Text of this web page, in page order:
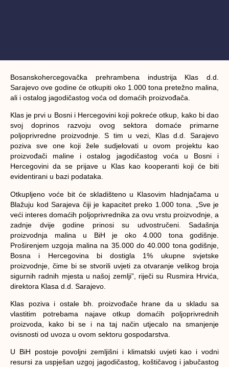
Bosanskohercegovačka prehrambena industrija Klas d.d.
Sarajevo ove godine će otkupiti oko 1.000 tona pretežno malina,
ali i ostalog jagodičastog voća od domaćih proizvođača.
Klas je prvi u Bosni i Hercegovini koji pokreće otkup, kako bi dao
svoj doprinos razvoju ovog sektora domaće primarne
poljoprivredne proizvodnje. S tim u vezi, Klas d.d. Sarajevo
poziva sve one koji žele sudjelovati u ovom projektu kao
proizvođači maline i ostalog jagodičastog voća u Bosni i
Hercegovini da se prijave u Klas kao kooperanti koji će biti
evidentirani u bazi podataka.
Otkupljeno voće bit će skladišteno u Klasovim hladnjačama u
Blažuju kod Sarajeva čiji je kapacitet preko 1.000 tona. „Sve je
veći interes domaćih poljoprivrednika za ovu vrstu proizvodnje, a
zadnje dvije godine prinosi su udvostručeni. Sadašnja
proizvodnja malina u BiH je oko 4.000 tona godišnje.
Proširenjem uzgoja malina na 35.000 do 40.000 tona godišnje,
Bosna i Hercegovina bi dostigla 1% ukupne svjetske
proizvodnje, čime bi se stvorili uvjeti za otvaranje velikog broja
sigurnih radnih mjesta u našoj zemlji”, riječi su Rusmira Hrvića,
direktora Klasa d.d. Sarajevo.
Klas poziva i ostale bh. proizvođače hrane da u skladu sa
vlastitim potrebama najave otkup domaćih poljoprivrednih
proizvoda, kako bi se i na taj način utjecalo na smanjenje
ovisnosti od uvoza u ovom sektoru gospodarstva.
U BiH postoje povoljni zemljišni i klimatski uvjeti kao i vodni
resursi za uspješan uzgoj jagodičastog, koštičavog i jabučastog